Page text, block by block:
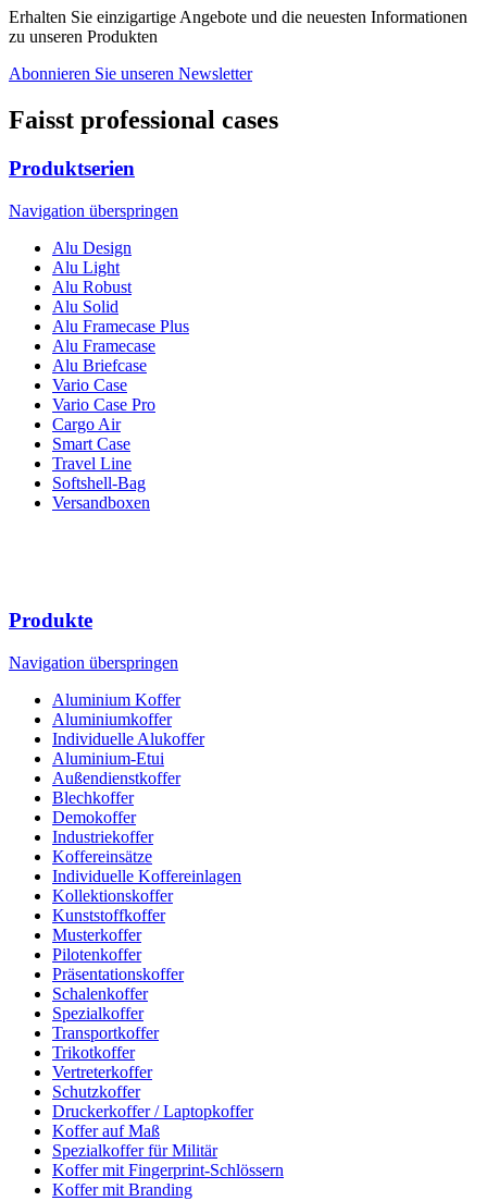
Erhalten Sie einzigartige Angebote und die neuesten Informationen
zu unseren Produkten
Abonnieren Sie unseren Newsletter
Faisst professional cases
Produktserien
Navigation überspringen
Alu Design
Alu Light
Alu Robust
Alu Solid
Alu Framecase Plus
Alu Framecase
Alu Briefcase
Vario Case
Vario Case Pro
Cargo Air
Smart Case
Travel Line
Softshell-Bag
Versandboxen
Produkte
Navigation überspringen
Aluminium Koffer
Aluminiumkoffer
Individuelle Alukoffer
Aluminium-Etui
Außendienstkoffer
Blechkoffer
Demokoffer
Industriekoffer
Koffereinsätze
Individuelle Koffereinlagen
Kollektionskoffer
Kunststoffkoffer
Musterkoffer
Pilotenkoffer
Präsentationskoffer
Schalenkoffer
Spezialkoffer
Transportkoffer
Trikotkoffer
Vertreterkoffer
Schutzkoffer
Druckerkoffer / Laptopkoffer
Koffer auf Maß
Spezialkoffer für Militär
Koffer mit Fingerprint-Schlössern
Koffer mit Branding